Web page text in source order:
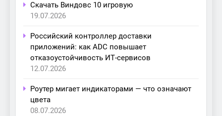
Скачать Виндовс 10 игровую
19.07.2026
Российский контроллер доставки
приложений: как ADC повышает
отказоустойчивость ИТ-сервисов
12.07.2026
Роутер мигает индикаторами — что означают
цвета
08.07.2026